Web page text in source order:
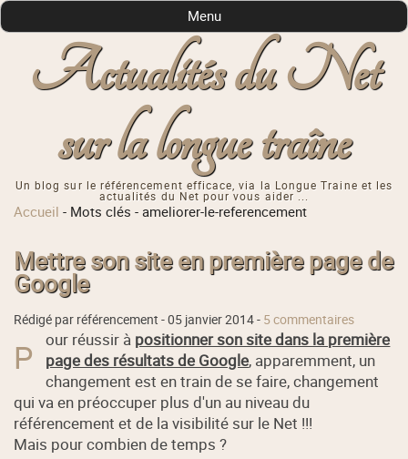
Actualités du Net
sur la longue traîne
Un blog sur le référencement efficace, via la Longue Traine et les
actualités du Net pour vous aider ...
Menu
Accueil - Mots clés -ameliorer-le-referencement
Mettre son site en première page de
Google
Rédigé par référencement -05 janvier 2014- 5 commentaires
P our réussir à positionner son site dans la première
page des résultats de Google, apparemment, un
changement est en train de se faire, changement
qui va en préoccuper plus d'un au niveau du
référencement et de la visibilité sur le Net !!!
Mais pour combien de temps ?